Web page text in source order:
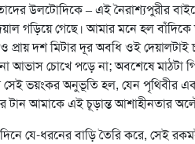
উলটোদিকে – এই নৈরাশ্যপুরীর
গড়িয়ে গেছে। আমার মনে হল বাঁদিকে
দশ মিটার দূর অবধি ওই
চোখে পড়ে না; অবশেষে মাঠটা
ভয়ংকর অনুভূতি হল, যেন পৃথিবীর এক
টান আমাকে এই চূড়ান্ত আশাহীনতার
দিনে যে-ধরনের বাড়ি তৈরি করে,